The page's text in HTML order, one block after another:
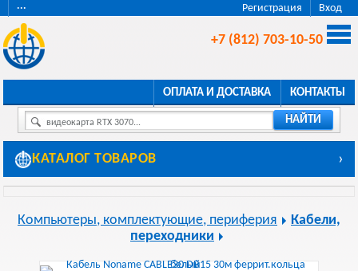
Регистрация Вход
···
+7 (812) 703-10-50
ОПЛАТА И ДОСТАВКА КОНТАКТЫ
видеокарта RTX 3070... НАЙТИ
КАТАЛОГ ТОВАРОВ ›
Компьютеры, комплектующие, периферия
Кабели,
переходники